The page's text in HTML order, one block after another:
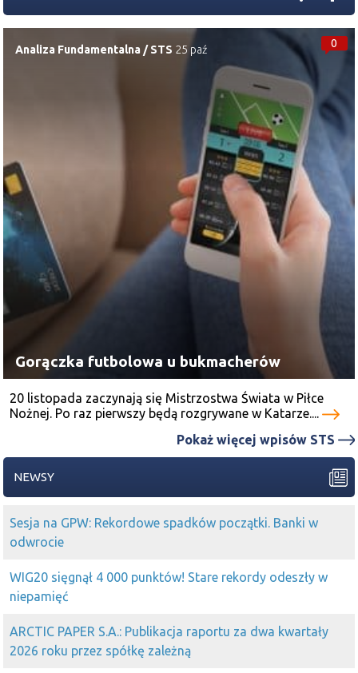
0
Analiza Fundamentalna /STS 25 paź
Gorączka futbolowa u bukmacherów
20 listopada zaczynają się Mistrzostwa Świata w Piłce
Nożnej. Po raz pierwszy będą rozgrywane w Katarze....
Pokaż więcej wpisów STS
NEWSY
Sesja na GPW: Rekordowe spadków początki. Banki w
odwrocie
WIG20 sięgnął 4 000 punktów! Stare rekordy odeszły w
niepamięć
ARCTIC PAPER S.A.: Publikacja raportu za dwa kwartały
2026 roku przez spółkę zależną